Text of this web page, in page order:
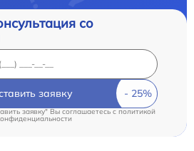
со
заявку
заявку" Вы соглашаетесь cполитикой